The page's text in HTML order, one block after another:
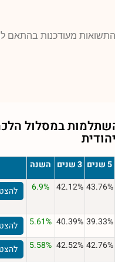
מעודכנות בהתאם
במסלול
יהודית
5 שנים 3 שנים השנה
43.76%
42.12%
6.9%
39.33%
40.39%
5.61%
42.76%
42.52%
5.58%